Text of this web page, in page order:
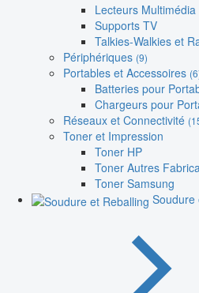
Lecteurs Multimédia
Supports TV
Talkies-Walkies et
Périphériques (9)
Portables et Accessoires
Batteries pour
Chargeurs pour
Réseaux et Connectivité
Toner et Impression
Toner HP
Toner Autres
Toner Samsung
Soudure